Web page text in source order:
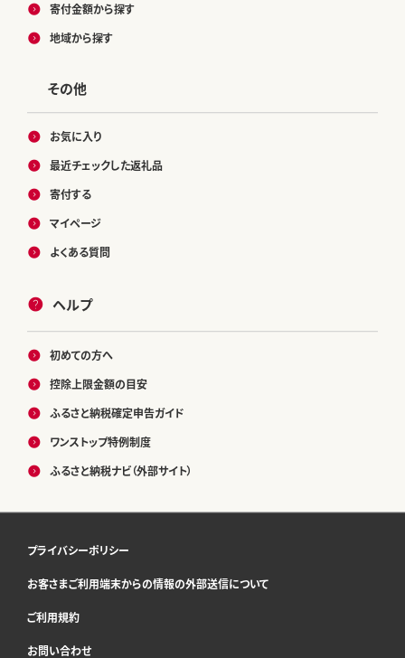
寄付金額から探す
地域から探す
その他
お気に入り
最近チェックした返礼品
寄付する
マイページ
よくある質問
ヘルプ
初めての方へ
控除上限金額の目安
ふるさと納税確定申告ガイド
ワンストップ特例制度
ふるさと納税ナビ（外部サイト）
プライバシーポリシー
お客さまご利用端末からの情報の外部送信について
ご利用規約
お問い合わせ